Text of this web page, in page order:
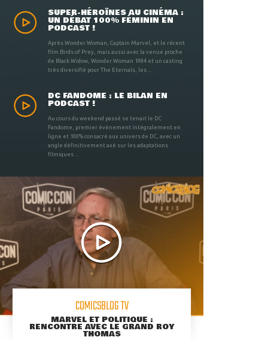
SUPER-HÉROÏNES AU CINÉMA :
UN DÉBAT 100% FÉMININ EN
PODCAST !
Après Wonder Woman, Captain Marvel, et le récent
film Birds of Prey, mais aussi avec la venue proche
de Black Widow, Wonder Woman 1984 et un casting
très diversifié pour The Eternals, les ...
DC FANDOME : LE BILAN EN
PODCAST !
Au cours du weekend passé se tenait le DC
Fandome, premier évènement intégralement en
ligne et 100% consacré aux univers de DC, avec un
angle définitivement axé sur les adaptations
filmiques ...
COMICSBLOG TV
MARVEL ET POLITIQUE :
RENCONTRE AVEC LE GRAND ROY
THOMAS